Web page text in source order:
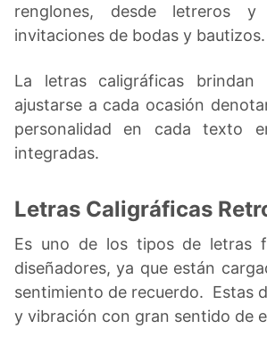
renglones, desde letreros y
invitaciones de bodas y bautizos.
La letras caligráficas
ajustarse a cada ocasión
personalidad en cada texto
integradas.
Letras Caligráficas
Es uno de los tipos de letras
diseñadores, ya que están
sentimiento de recuerdo. Estas
y vibración con gran sentido de